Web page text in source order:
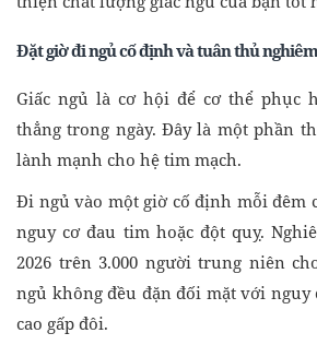
Đặt giờ đi ngủ cố định và tuân thủ
Giấc ngủ là cơ hội để cơ thể phục
thẳng trong ngày. Đây là một phần
lành mạnh cho hệ tim mạch.
Đi ngủ vào một giờ cố định mỗi đêm
nguy cơ đau tim hoặc đột quỵ.
2026 trên 3.000 người trung niên
ngủ không đều đặn đối mặt với nguy
cao gấp đôi.